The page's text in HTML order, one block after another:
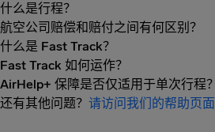
什么是行程？
航空公司赔偿和赔付之间有何区别？
什么是 Fast Track？
Fast Track 如何运作？
AirHelp+ 保障是否仅适用于单次行程？
还有其他问题？ 请访问我们的帮助页面